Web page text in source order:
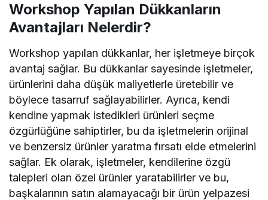
Workshop Yapılan Dükkanların
Avantajları Nelerdir?
Workshop yapılan dükkanlar, her işletmeye birçok
avantaj sağlar. Bu dükkanlar sayesinde işletmeler,
ürünlerini daha düşük maliyetlerle üretebilir ve
böylece tasarruf sağlayabilirler. Ayrıca, kendi
kendine yapmak istedikleri ürünleri seçme
özgürlüğüne sahiptirler, bu da işletmelerin orijinal
ve benzersiz ürünler yaratma fırsatı elde etmelerini
sağlar. Ek olarak, işletmeler, kendilerine özgü
talepleri olan özel ürünler yaratabilirler ve bu,
başkalarının satın alamayacağı bir ürün yelpazesi